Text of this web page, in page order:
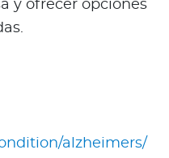
y ofrecer opciones
alzheimers/